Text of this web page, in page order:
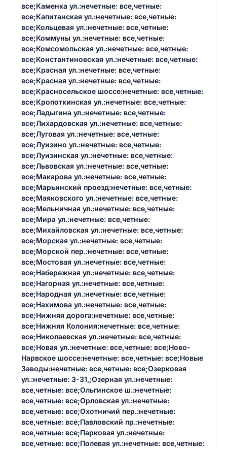
все;Каменка ул.:нечетные: все,четные:
все;Капитанская ул.:нечетные: все,четные:
все;Кольцевая ул.:нечетные: все,четные:
все;Коммуны ул.:нечетные: все,четные:
все;Комсомольская ул.:нечетные: все,четные:
все;Константиновская ул.:нечетные: все,четные:
все;Красная ул.:нечетные: все,четные:
все;Красная ул.:нечетные: все,четные:
все;Красносельское шоссе:нечетные: все,четные:
все;Кропоткинская ул.:нечетные: все,четные:
все;Ладыгина ул.:нечетные: все,четные:
все;Лихардовская ул.:нечетные: все,четные:
все;Луговая ул.:нечетные: все,четные:
все;Луизино ул.:нечетные: все,четные:
все;Луизинская ул.:нечетные: все,четные:
все;Львовская ул.:нечетные: все,четные:
все;Макарова ул.:нечетные: все,четные:
все;Марьинский проезд:нечетные: все,четные:
все;Маяковского ул.:нечетные: все,четные:
все;Мельничная ул.:нечетные: все,четные:
все;Мира ул.:нечетные: все,четные:
все;Михайловская ул.:нечетные: все,четные:
все;Морская ул.:нечетные: все,четные:
все;Морской пер.:нечетные: все,четные:
все;Мостовая ул.:нечетные: все,четные:
все;Набережная ул.:нечетные: все,четные:
все;Нагорная ул.:нечетные: все,четные:
все;Народная ул.:нечетные: все,четные:
все;Нахимова ул.:нечетные: все,четные:
все;Нижняя дорога:нечетные: все,четные:
все;Нижняя Колония:нечетные: все,четные:
все;Николаевская ул.:нечетные: все,четные:
все;Новая ул.:нечетные: все,четные: все;Ново-
Нарвское шоссе:нечетные: все,четные: все;Новые
Заводы:нечетные: все,четные: все;Озерковая
ул.:нечетные: 3-31,;Озерная ул.:нечетные:
все,четные: все;Ольгинское ш.:нечетные:
все,четные: все;Орловская ул.:нечетные:
все,четные: все;Охотничий пер.:нечетные:
все,четные: все;Павловский пр.:нечетные:
все,четные: все;Парковая ул.:нечетные:
все,четные: все;Полевая ул.:нечетные: все,четные:
Введите свое имя
Введите свой e-mail
Введите свое имя
Введите свой номер телефона